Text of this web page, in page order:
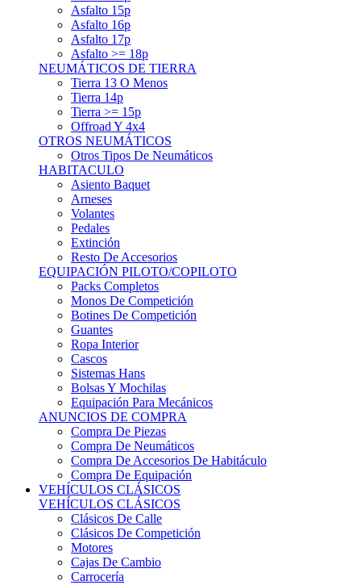
Asfalto 16p
Asfalto 17p
Asfalto >= 18p
NEUMÁTICOS DE TIERRA
Tierra 13 O Menos
Tierra 14p
Tierra >= 15p
Offroad Y 4x4
OTROS NEUMÁTICOS
Otros Tipos De Neumáticos
HABITACULO
Asiento Baquet
Arneses
Volantes
Pedales
Extinción
Resto De Accesorios
EQUIPACIÓN PILOTO/COPILOTO
Packs Completos
Monos De Competición
Botines De Competición
Guantes
Ropa Interior
Cascos
Sistemas Hans
Bolsas Y Mochilas
Equipación Para Mecánicos
ANUNCIOS DE COMPRA
Compra De Piezas
Compra De Neumáticos
Compra De Accesorios De Habitáculo
Compra De Equipación
VEHÍCULOS CLÁSICOS
VEHÍCULOS CLÁSICOS
Clásicos De Calle
Clásicos De Competición
Motores
Cajas De Cambio
Carrocería
Suspensiones